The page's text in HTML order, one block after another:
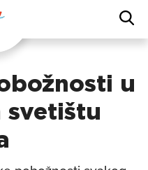
u
svetištu